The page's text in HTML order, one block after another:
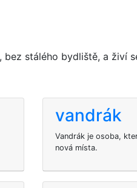
stálého bydliště, a živí
vandrák
Vandrák je osoba,
nová místa.